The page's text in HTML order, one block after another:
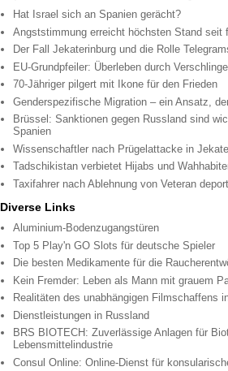
Hat Israel sich an Spanien gerächt?
Angststimmung erreicht höchsten Stand seit
Der Fall Jekaterinburg und die Rolle
EU-Grundpfeiler: Überleben durch
70-Jähriger pilgert mit Ikone für den Frieden
Genderspezifische Migration – ein Ansatz,
Brüssel: Sanktionen gegen Russland sind
Spanien
Wissenschaftler nach Prügelattacke in
Tadschikistan verbietet Hijabs und
Taxifahrer nach Ablehnung von Veteran
Diverse Links
Aluminium-Bodenzugangstüren
Top 5 Play'n GO Slots für deutsche Spieler
Die besten Medikamente für die
Kein Fremder: Leben als Mann mit grauem
Realitäten des unabhängigen Filmschaffens
Dienstleistungen in Russland
BRS BIOTECH: Zuverlässige Anlagen für
Lebensmittelindustrie
Consul Online: Online-Dienst für